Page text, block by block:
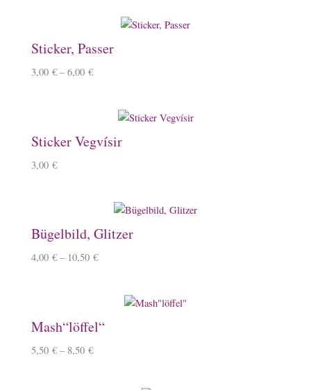
Sticker, Passer
3,00 € –6,00 €
Sticker Vegvísir
3,00 €
Bügelbild, Glitzer
4,00 € – 10,50 €
Mash“löffel“
5,50 € – 8,50 €